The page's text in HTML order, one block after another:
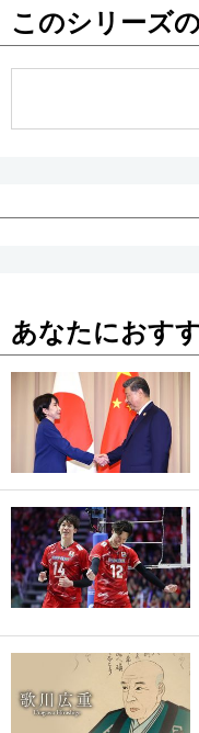
東京
このシリーズ
あなたにおす